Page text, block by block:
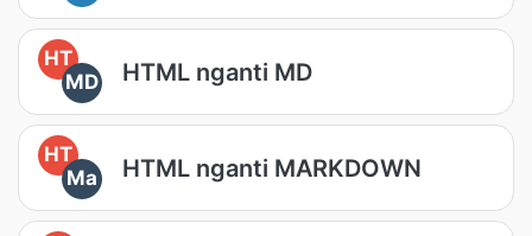
HT
MD
HTML nganti MD
HT
Ma
HTML nganti MARKDOWN